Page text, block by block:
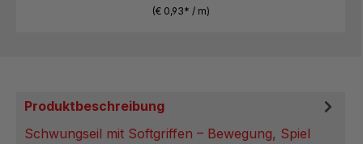
(€ 0,93* / m)
Produktbeschreibung
Schwungseil mit Softgriffen – Bewegung, Spiel